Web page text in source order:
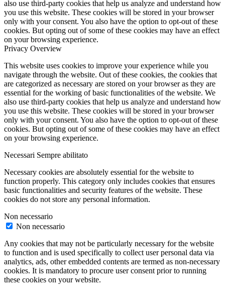
also use third-party cookies that help us analyze and understand how
you use this website. These cookies will be stored in your browser
only with your consent. You also have the option to opt-out of these
cookies. But opting out of some of these cookies may have an effect
on your browsing experience.
Privacy Overview
This website uses cookies to improve your experience while you
navigate through the website. Out of these cookies, the cookies that
are categorized as necessary are stored on your browser as they are
essential for the working of basic functionalities of the website. We
also use third-party cookies that help us analyze and understand how
you use this website. These cookies will be stored in your browser
only with your consent. You also have the option to opt-out of these
cookies. But opting out of some of these cookies may have an effect
on your browsing experience.
Necessari Sempre abilitato
Necessary cookies are absolutely essential for the website to
function properly. This category only includes cookies that ensures
basic functionalities and security features of the website. These
cookies do not store any personal information.
Non necessario
Non necessario
Any cookies that may not be particularly necessary for the website
to function and is used specifically to collect user personal data via
analytics, ads, other embedded contents are termed as non-necessary
cookies. It is mandatory to procure user consent prior to running
these cookies on your website.